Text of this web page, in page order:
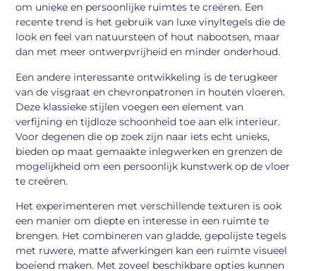
om unieke en persoonlijke ruimtes te creëren. Een
recente trend is het gebruik van luxe vinyltegels die de
look en feel van natuursteen of hout nabootsen, maar
dan met meer ontwerpvrijheid en minder onderhoud.
Een andere interessante ontwikkeling is de terugkeer
van de visgraat en chevronpatronen in houten vloeren.
Deze klassieke stijlen voegen een element van
verfijning en tijdloze schoonheid toe aan elk interieur.
Voor degenen die op zoek zijn naar iets echt unieks,
bieden op maat gemaakte inlegwerken en grenzen de
mogelijkheid om een persoonlijk kunstwerk op de vloer
te creëren.
Het experimenteren met verschillende texturen is ook
een manier om diepte en interesse in een ruimte te
brengen. Het combineren van gladde, gepolijste tegels
met ruwere, matte afwerkingen kan een ruimte visueel
boeiend maken. Met zoveel beschikbare opties kunnen